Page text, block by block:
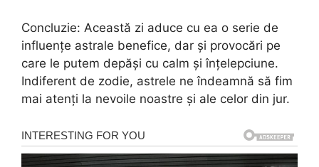
Concluzie: Această zi aduce cu ea o serie de
influențe astrale benefice, dar și provocări pe
care le putem depăși cu calm și înțelepciune.
Indiferent de zodie, astrele ne îndeamnă să fim
mai atenți la nevoile noastre și ale celor din jur.